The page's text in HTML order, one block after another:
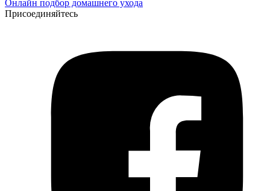
Онлайн подбор домашнего ухода
Присоединяйтесь